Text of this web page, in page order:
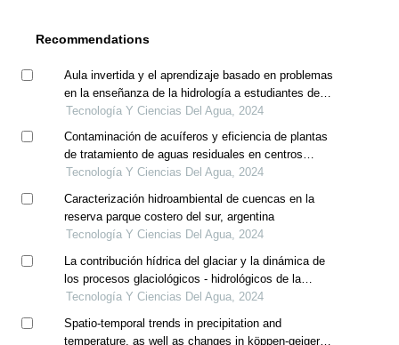
Recommendations
Aula invertida y el aprendizaje basado en problemas
en la enseñanza de la hidrología a estudiantes de
ingeniería civil en cuba, perú y mozambique
Tecnología Y Ciencias Del Agua, 2024
Contaminación de acuíferos y eficiencia de plantas
de tratamiento de aguas residuales en centros
urbanos de itapúa, paraguay
Tecnología Y Ciencias Del Agua, 2024
Caracterización hidroambiental de cuencas en la
reserva parque costero del sur, argentina
Tecnología Y Ciencias Del Agua, 2024
La contribución hídrica del glaciar y la dinámica de
los procesos glaciológicos - hidrológicos de la
cuenca. caso yanamarey, cordillera blanca, perú
Tecnología Y Ciencias Del Agua, 2024
Spatio-temporal trends in precipitation and
temperature, as well as changes in köppen-geiger